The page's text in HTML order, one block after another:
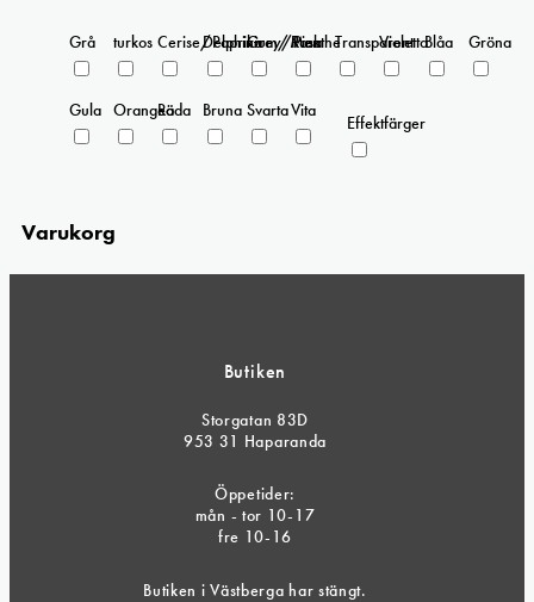
Grå turkos Cerise/Paprika
Delphinium/Menthe
Grey/Pink
Rosa Transparent
ViolettaBlåa Gröna
Gula OrangeaRöda Bruna SvartaVita
Effektfärger
Varukorg
Butiken
Storgatan 83D
953 31 Haparanda
Öppetider:
mån - tor 10-17
fre 10-16
Butiken i Västberga har stängt.